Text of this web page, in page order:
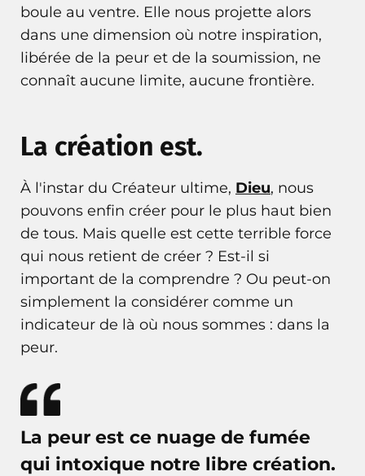
boule au ventre. Elle nous projette alors
dans une dimension où notre inspiration,
libérée de la peur et de la soumission, ne
connaît aucune limite, aucune frontière.
La création est.
À l'instar du Créateur ultime, Dieu, nous
pouvons enfin créer pour le plus haut bien
de tous. Mais quelle est cette terrible force
qui nous retient de créer ? Est-il si
important de la comprendre ? Ou peut-on
simplement la considérer comme un
indicateur de là où nous sommes : dans la
peur.
La peur est ce nuage de fumée
qui intoxique notre libre création.